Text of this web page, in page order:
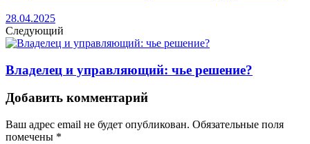
28.04.2025
Следующий
Владелец и управляющий: чье решение?
Добавить комментарий
Ваш адрес email не будет опубликован. Обязательные поля
помечены *